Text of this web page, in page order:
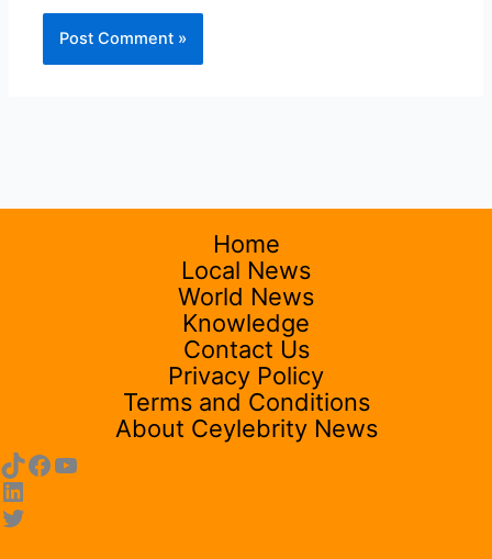
Home
Local News
World News
Knowledge
Contact Us
Privacy Policy
Terms and Conditions
About Ceylebrity News